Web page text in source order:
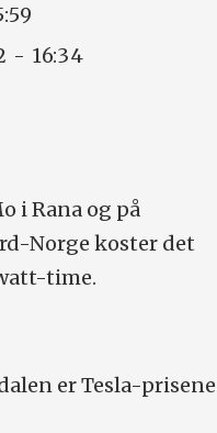
- 16:34
i Rana og på
Norge koster det
time.
er Tesla-prisene